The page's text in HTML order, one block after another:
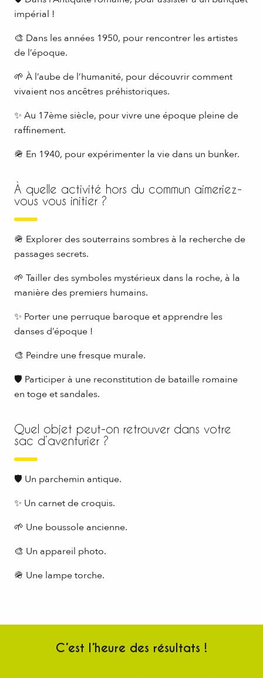
impérial !
🎨 Dans les années 1950, pour rencontrer les artistes
de l’époque.
🌱 À l’aube de l’humanité, pour découvrir comment
vivaient nos ancêtres préhistoriques.
✨ Au 17ème siècle, pour vivre une époque pleine de
raffinement.
🪖 En 1940, pour expérimenter la vie dans un bunker.
À quelle activité hors du commun aimeriez-
vous vous initier ?
🪖 Explorer des souterrains sombres à la recherche de
passages secrets.
🌱 Tailler des symboles mystérieux dans la roche, à la
manière des premiers humains.
✨ Porter une perruque baroque et apprendre les
danses d’époque !
🎨 Peindre une fresque murale.
🛡 Participer à une reconstitution de bataille romaine
en toge et sandales.
Quel objet peut-on retrouver dans votre
sac d’aventurier ?
🛡 Un parchemin antique.
✨ Un carnet de croquis.
🌱 Une boussole ancienne.
🎨 Un appareil photo.
🪖 Une lampe torche.
C’est l’heure des résultats !